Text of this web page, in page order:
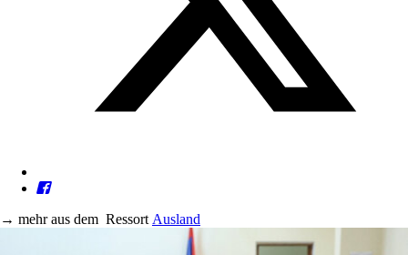
→ mehr aus dem Ressort Ausland